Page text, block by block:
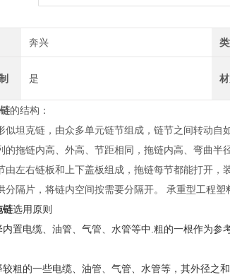
奔兴
是
的结构：
似坦克链，由众多单元链节组成，链节之间转
的拖链内高、外高、节距相同，拖链内高、弯曲
由左右链板和上下盖板组成，拖链每节都能打开
分隔片，将链内空间按需要分隔开。 承重型工程
链选用原则
内置电缆、油管、气管、水管等中.粗的一根作为
较粗的一些电缆、油管、气管、水管等，其外径之